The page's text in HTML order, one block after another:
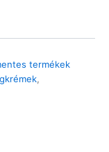
termékek
,